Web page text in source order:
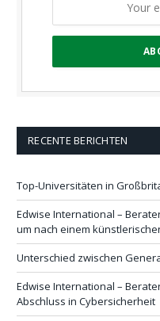
RECENTE BERICHTEN
Top-Universitäten in
Edwise International –
um nach einem
Unterschied zwischen
Edwise International –
Abschluss in Cybersicherheit